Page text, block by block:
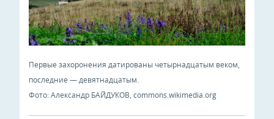
Первые захоронения датированы четырнадцатым веком,
последние — девятнадцатым.
Фото: Александр БАЙДУКОВ, commons.wikimedia.org